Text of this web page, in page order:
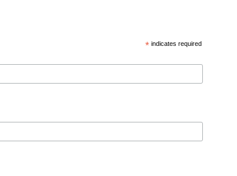
* indicates required